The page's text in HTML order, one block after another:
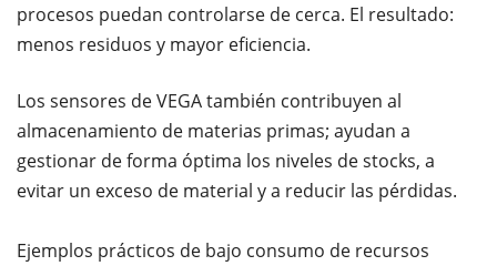
procesos puedan controlarse de cerca. El resultado:
menos residuos y mayor eficiencia.
Los sensores de VEGA también contribuyen al
almacenamiento de materias primas; ayudan a
gestionar de forma óptima los niveles de stocks, a
evitar un exceso de material y a reducir las pérdidas.
Ejemplos prácticos de bajo consumo de recursos